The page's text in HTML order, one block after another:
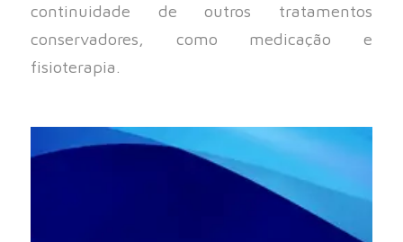
continuidade de outros tratamentos
conservadores, como medicação e
fisioterapia.